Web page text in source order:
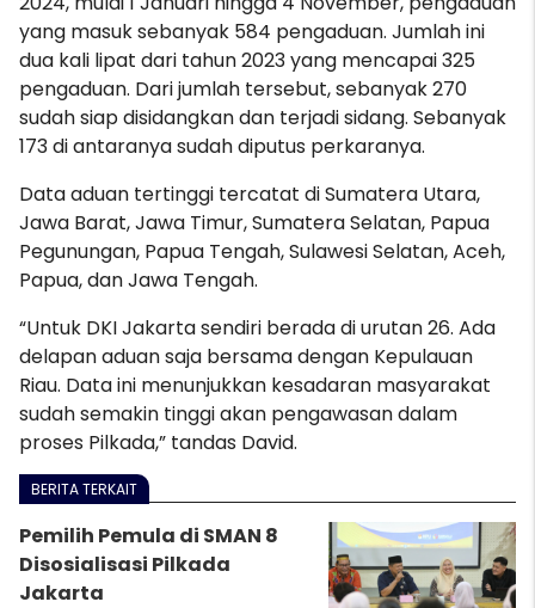
yang masuk sebanyak 584 pengaduan. Jumlah ini
dua kali lipat dari tahun 2023 yang mencapai 325
pengaduan. Dari jumlah tersebut, sebanyak 270
sudah siap disidangkan dan terjadi sidang. Sebanyak
173 di antaranya sudah diputus perkaranya.
Data aduan tertinggi tercatat di Sumatera Utara,
Jawa Barat, Jawa Timur, Sumatera Selatan, Papua
Pegunungan, Papua Tengah, Sulawesi Selatan, Aceh,
Papua, dan Jawa Tengah.
“Untuk DKI Jakarta sendiri berada di urutan 26. Ada
delapan aduan saja bersama dengan Kepulauan
Riau. Data ini menunjukkan kesadaran masyarakat
sudah semakin tinggi akan pengawasan dalam
proses Pilkada,” tandas David.
BERITA TERKAIT
Pemilih Pemula di SMAN 8
Disosialisasi Pilkada
Jakarta